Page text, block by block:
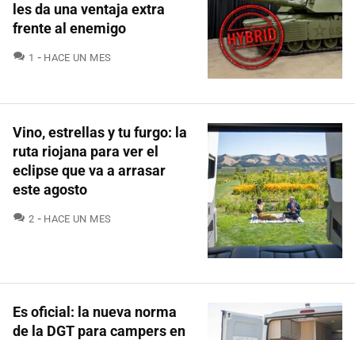
les da una ventaja extra
frente al enemigo
1 COMENTARIOS
HACE UN MES
Vino, estrellas y tu furgo: la
ruta riojana para ver el
eclipse que va a arrasar
este agosto
2 COMENTARIOS
HACE UN MES
Es oficial: la nueva norma
de la DGT para campers en